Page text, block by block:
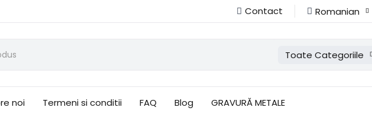
Contact Romanian
Toate Categoriile
noi Termeni si conditii FAQ Blog GRAVURĂ METALE